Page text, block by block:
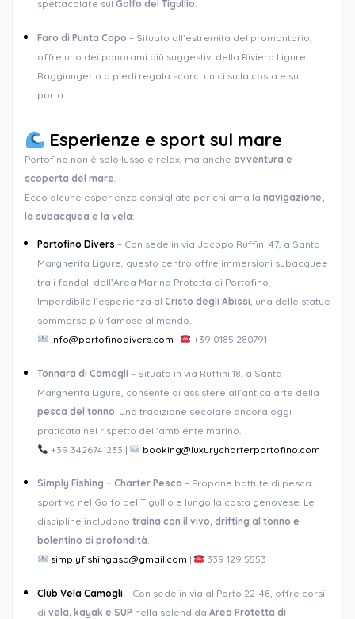
spettacolare sul Golfo del Tigullio.
Faro di Punta Capo – Situato all’estremità del promontorio,
offre uno dei panorami più suggestivi della Riviera Ligure.
Raggiungerlo a piedi regala scorci unici sulla costa e sul
porto.
Esperienze e sport sul mare
Portofino non è solo lusso e relax, ma anche avventura e
scoperta del mare.
Ecco alcune esperienze consigliate per chi ama la navigazione,
la subacquea e la vela:
Portofino Divers – Con sede in via Jacopo Ruffini 47, a Santa
Margherita Ligure, questo centro offre immersioni subacquee
tra i fondali dell’Area Marina Protetta di Portofino.
Imperdibile l’esperienza al Cristo degli Abissi, una delle statue
sommerse più famose al mondo.
info@portofinodivers.com | +39 0185 280791
Tonnara di Camogli – Situata in via Ruffini 18, a Santa
Margherita Ligure, consente di assistere all’antica arte della
pesca del tonno . Una tradizione secolare ancora oggi
praticata nel rispetto dell’ambiente marino.
+39 3426741233 |
booking@luxurycharterportofino.com
Simply Fishing – Charter Pesca – Propone battute di pesca
sportiva nel Golfo del Tigullio e lungo la costa genovese. Le
discipline includono traina con il vivo, drifting al tonno e
bolentino di profondità.
simplyfishingasd@gmail.com | 339 129 5553
Club Vela Camogli – Con sede in via al Porto 22-48, offre corsi
di vela, kayak e SUP nella splendida Area Protetta di